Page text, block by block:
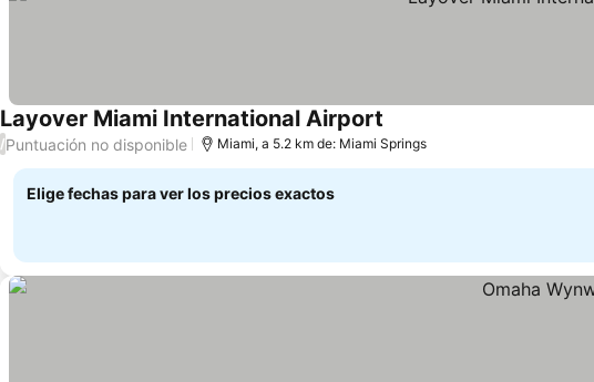
Layover Miami International Airport
/Puntuación no disponible Miami, a 5.2 km de: Miami Springs
Elige fechas para ver los precios exactos